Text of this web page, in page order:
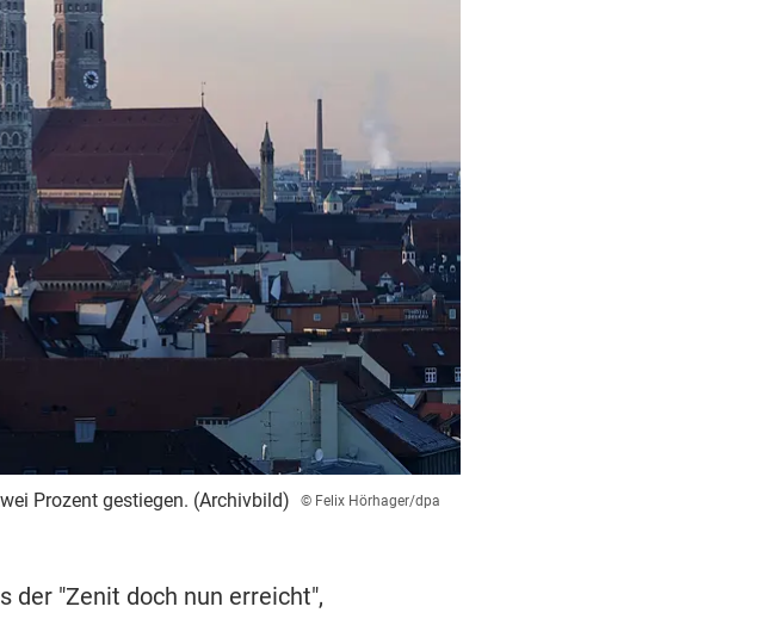
Prozent gestiegen. (Archivbild) © Felix Hörhager/dpa
der "Zenit doch nun erreicht",